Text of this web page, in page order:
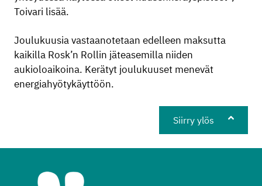
Toivari lisää.
Joulukuusia vastaanotetaan edelleen maksutta
kaikilla Rosk’n Rollin jäteasemilla niiden
aukioloaikoina. Kerätyt joulukuuset menevät
energiahyötykäyttöön.
Siirry ylös